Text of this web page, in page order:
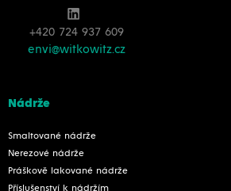
+420 724 937 609
envi@witkowitz.cz
Nádrže
Smaltované nádrže
Nerezové nádrže
Práškově lakované nádrže
Příslušenství k nádržím